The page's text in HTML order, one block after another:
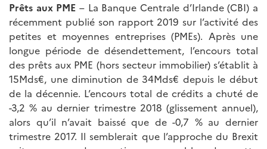
Prêts aux PME – La Banque Centrale d’Irlande (CBI) a
récemment publié son rapport 2019 sur l’activité des
petites et moyennes entreprises (PMEs). Après une
longue période de désendettement, l’encours total
des prêts aux PME (hors secteur immobilier) s’établit à
15Mds€, une diminution de 34Mds€ depuis le début
de la décennie. L’encours total de crédits a chuté de
-3,2 % au dernier trimestre 2018 (glissement annuel),
alors qu’il n’avait baissé que de -0,7 % au dernier
trimestre 2017. Il semblerait que l’approche du Brexit